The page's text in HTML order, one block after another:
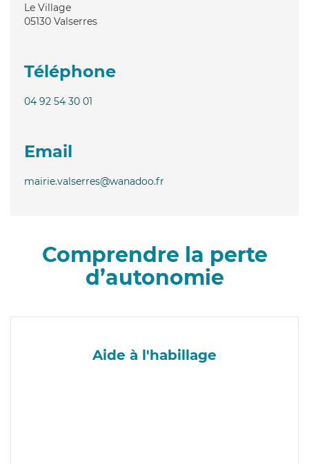
Le Village
05130 Valserres
Téléphone
04 92 54 30 01
Email
mairie.valserres@wanadoo.fr
Comprendre la perte
d’autonomie
Aide à l'habillage